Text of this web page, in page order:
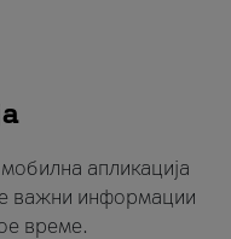
апликација
важни информации
време.